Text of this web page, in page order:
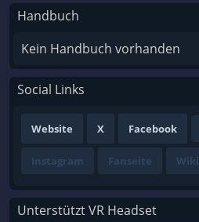
Handbuch
Kein Handbuch vorhanden
Social Links
Website X Facebook
Instagram Fanseite Wiki
Unterstützt VR Headset